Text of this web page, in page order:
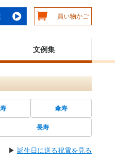
買い物かご
文例集
傘寿
長寿
▶ 誕生日に送る祝電を見る